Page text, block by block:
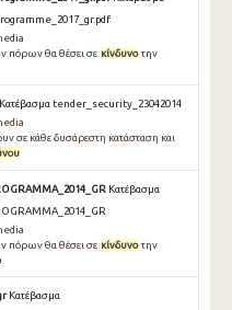
πόρων θα θέσει σε κίνδυνοτην
Κατέβασμα tender_security_23042014
σε κάθε δυσάρεστη κατάσταση και
Κατέβασμα
πόρων θα θέσει σε κίνδυνοτην
Κατέβασμα